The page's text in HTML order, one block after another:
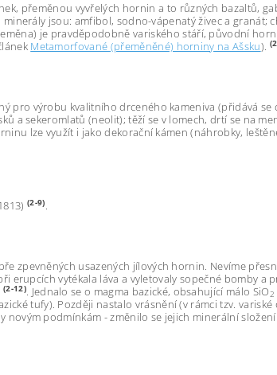
přeměnou vyvřelých hornin a to různých bazaltů,
minerály jsou: amfibol, sodno-vápenatý živec a granát;
je pravděpodobně variského stáří, původní
Metamorfované (přeměněné) horniny na Ašsku).
pro výrobu kvalitního drceného kameniva (přidává se
a sekeromlatů (neolit); těží se v lomech, drtí se na
lze využít i jako dekorační kámen (náhrobky,
(2-9).
zpevněných usazených jílových hornin. Nevíme
erupcích vytékala láva a vyletovaly sopečné bomby a
(2-12). Jednalo se o magma bazické, obsahující málo SiO2
tufy). Později nastalo vrásnění (v rámci tzv. variské
podmínkám - změnilo se jejich minerální